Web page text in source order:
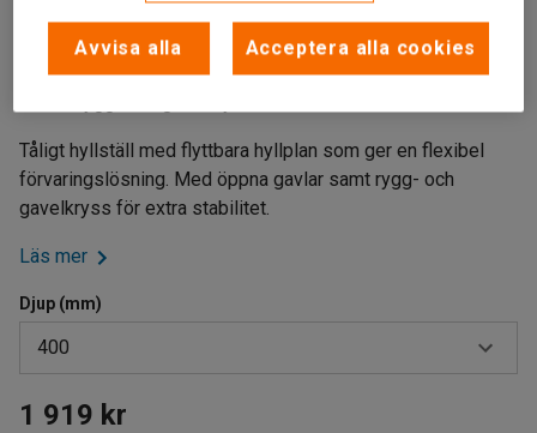
Flexibel förvaringslösning
Flyttbara hyllplan
Tåligt hyllställ med flyttbara hyllplan som ger en flexibel
förvaringslösning. Med öppna gavlar samt rygg- och
gavelkryss för extra stabilitet.
Läs mer
Djup (mm)
400
400
1 919 kr
Avvisa alla Acceptera alla cookies